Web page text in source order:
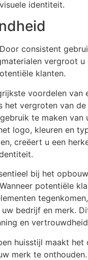
identiteit.
consistent
vergroot u
klanten.
voordelen van
het vergroten van de
te maken van
logo, kleuren en
creëert u een
bij het
potentiële
bedrijf en merk.
en
huisstijl maakt het
merk te